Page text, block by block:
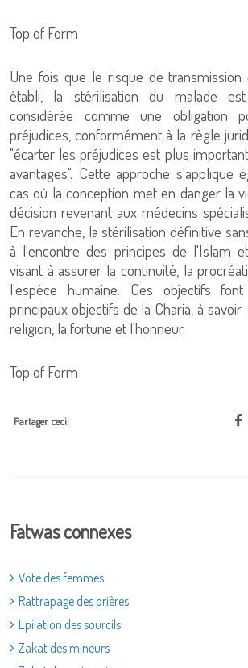
Top of Form
Une fois que le risque de
établi, la stérilisation du malade
considérée comme une obligation
préjudices, conformément à la règle
"écarter les préjudices est plus
avantages". Cette approche s'applique
cas où la conception met en danger la
décision revenant aux médecins
En revanche, la stérilisation définitive
à l'encontre des principes de l'Islam
visant à assurer la continuité, la
l'espèce humaine. Ces objectifs
principaux objectifs de la Charia, à savoir
religion, la fortune et l'honneur.
Top of Form
Partager ceci:
Fatwas connexes
Vote des femmes
Rattrapage des prières
Epilation des sourcils
Zakat des mineurs